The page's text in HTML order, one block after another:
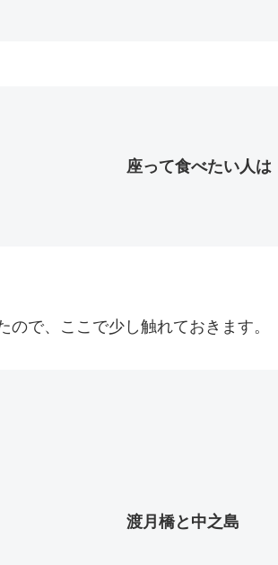
座って食べたい人は
で、ここで少し触れておきます。
渡月橋と中之島